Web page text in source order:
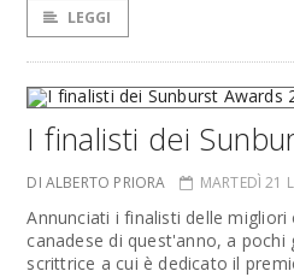
LEGGI
I finalisti dei
DI ALBERTO PRIORA MARTEDÌ 21
Annunciati i finalisti delle
canadese di quest'anno, a
scrittrice a cui è dedicato il